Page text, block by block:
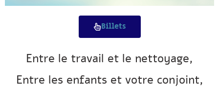
Billets
Entre le travail et le nettoyage,
Entre les enfants et votre conjoint,